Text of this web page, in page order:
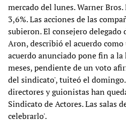
mercado del lunes. Warner
3,6%. Las acciones de las
subieron. El consejero delegado
Aron, describió el acuerdo
acuerdo anunciado pone fin a la
meses, pendiente de un voto
del sindicato', tuiteó el
directores y guionistas han
Sindicato de Actores. Las salas
celebrarlo'.